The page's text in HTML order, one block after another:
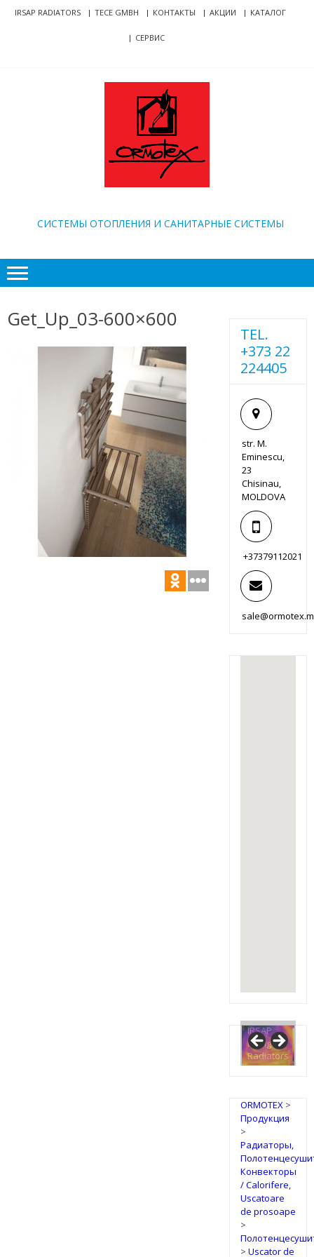
Skip
SkipIRSAP RADIATORS TECE GMBH КОНТАКТЫ АКЦИИ КАТАЛОГ
СЕРВИС
CИСТЕМЫ ОТОПЛЕНИЯ И САНИТАРНЫЕ СИСТЕМЫ
Get_Up_03-600×600
TEL.
+373 22
224405
str. M.
Eminescu,
23
Chisinau,
MOLDOVA
+37379112021
IRSAP
Design
Radiators
ORMOTEX>
Продукция
>
Радиаторы,
Конвекторы
/ Calorifere,
Uscatoare
de prosoape
>
> Uscator de